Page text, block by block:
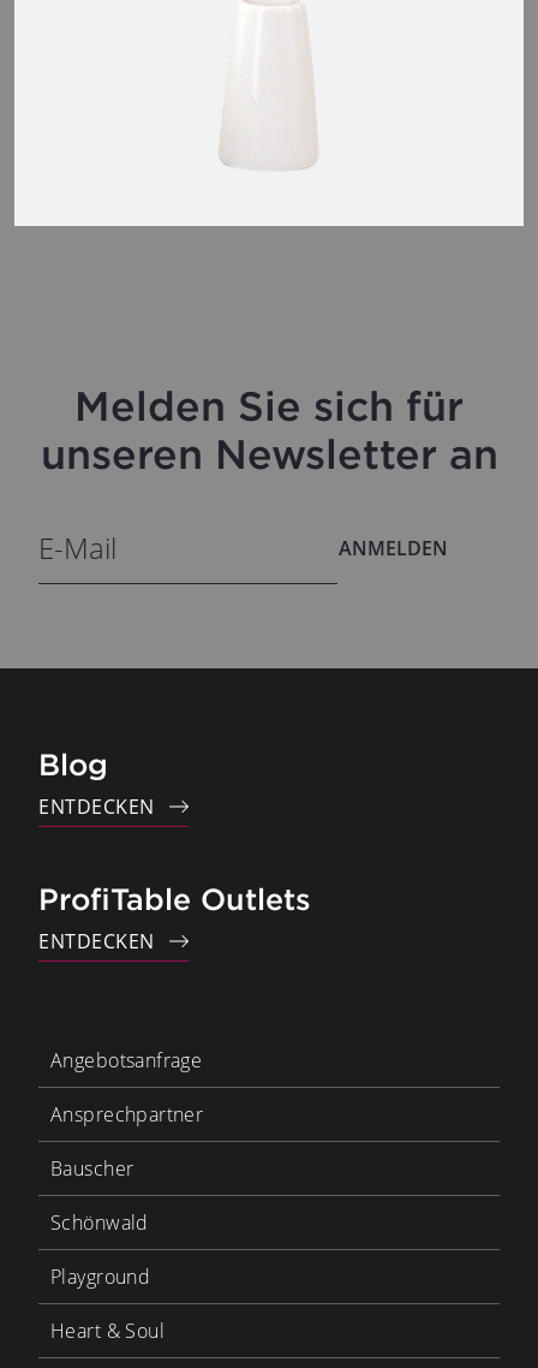
Melden Sie sich für
unseren Newsletter an
ANMELDEN
Blog
ENTDECKEN
ProfiTable Outlets
ENTDECKEN
Angebotsanfrage
Ansprechpartner
Bauscher
Schönwald
Playground
Heart & Soul